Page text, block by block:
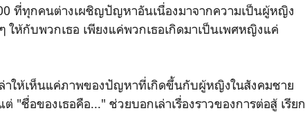
ที่ทุกคนต่างเผชิญปัญหาอันเนื่องมาจากความเป็นผู้หญิง
ห้กับพวกเธอ เพียงแค่พวกเธอเกิดมาเป็นเพศหญิงแค่
าให้เห็นแค่ภาพของปัญหาที่เกิดขึ้นกับผู้หญิงในสังคมชาย
"ชื่อของเธอคือ..." ช่วยบอกเล่าเรื่องราวของการต่อสู้ เรียก